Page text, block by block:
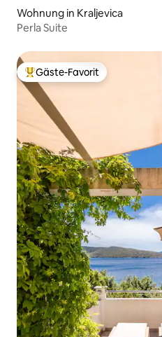
Wohnung in Kraljevica
Perla Suite
Beliebter Gäste-Favorit.
Gäste-Favorit